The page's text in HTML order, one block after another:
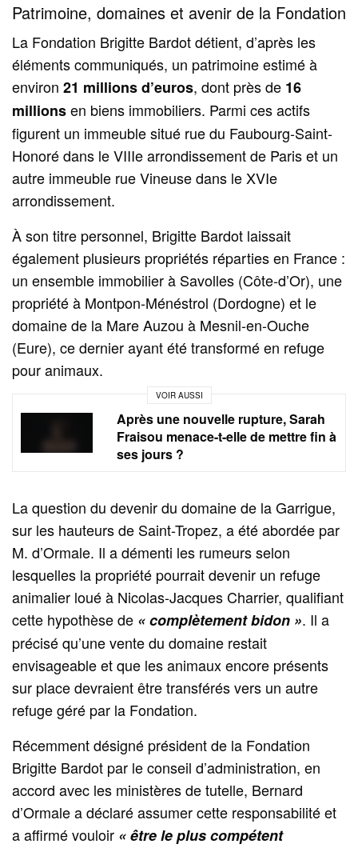
Patrimoine, domaines et avenir de la Fondation
La Fondation Brigitte Bardot détient, d’après les
éléments communiqués, un patrimoine estimé à
environ21 millions d’euros, dont près de 16
millionsen biens immobiliers. Parmi ces actifs
figurent un immeuble situé rue du Faubourg-Saint-
Honoré dans le VIIIe arrondissement de Paris et un
autre immeuble rue Vineuse dans le XVIe
arrondissement.
À son titre personnel, Brigitte Bardot laissait
également plusieurs propriétés réparties en France :
un ensemble immobilier à Savolles (Côte-d’Or), une
propriété à Montpon-Ménéstrol (Dordogne) et le
domaine de la Mare Auzou à Mesnil-en-Ouche
(Eure), ce dernier ayant été transformé en refuge
pour animaux.
VOIR AUSSI
Après une nouvelle rupture, Sarah
Fraisou menace-t-elle de mettre fin à
ses jours ?
La question du devenir du domaine de la Garrigue,
sur les hauteurs de Saint-Tropez, a été abordée par
M. d’Ormale. Il a démenti les rumeurs selon
lesquelles la propriété pourrait devenir un refuge
animalier loué à Nicolas-Jacques Charrier, qualifiant
cette hypothèse de « complètement bidon ». Il a
précisé qu’une vente du domaine restait
envisageable et que les animaux encore présents
sur place devraient être transférés vers un autre
refuge géré par la Fondation.
Récemment désigné président de la Fondation
Brigitte Bardot par le conseil d’administration, en
accord avec les ministères de tutelle, Bernard
d’Ormale a déclaré assumer cette responsabilité et
a affirmé vouloir « être le plus compétent